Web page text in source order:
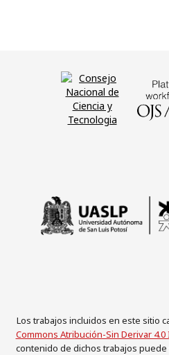
Los trabajos incluidos en este sitio
Commons Atribución-Sin Derivar 4.0
contenido de dichos trabajos